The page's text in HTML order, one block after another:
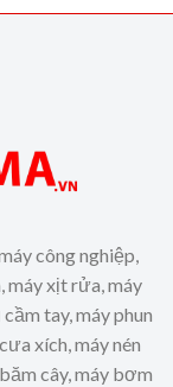
công nghiệp,
máy xịt rửa, máy
tay, máy phun
xích, máy nén
cây, máy bơm